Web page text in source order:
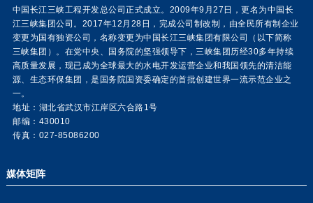
中国长江三峡工程开发总公司正式成立。2009年9月27日，更名为中国长
江三峡集团公司。2017年12月28日，完成公司制改制，由全民所有制企业
变更为国有独资公司，名称变更为中国长江三峡集团有限公司（以下简称
三峡集团）。在党中央、国务院的坚强领导下，三峡集团历经30多年持续
高质量发展，现已成为全球最大的水电开发运营企业和我国领先的清洁能
源、生态环保集团，是国务院国资委确定的首批创建世界一流示范企业之
一。
地址：湖北省武汉市江岸区六合路1号
邮编：430010
传真：027-85086200
媒体矩阵